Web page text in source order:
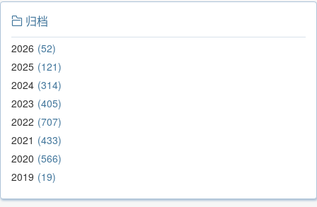
归档
2026 52
2025 121
2024 314
2023 405
2022 707
2021
433
2020 566
2019 19